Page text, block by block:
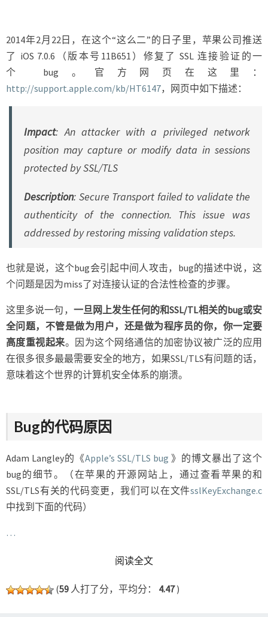
2014年2月22日，在这个“这么二”的日子里，苹果公司推送
了 iOS 7.0.6（版本号11B651）修复了 SSL 连接验证的一
个 bug。官方网页在这里：
http://support.apple.com/kb/HT6147，网页中如下描述：
Impact: An attacker with a privileged network
position may capture or modify data in sessions
protected by SSL/TLS
Description: Secure Transport failed to validate the
authenticity of the connection. This issue was
addressed by restoring missing validation steps.
也就是说，这个bug会引起中间人攻击，bug的描述中说，这
个问题是因为miss了对连接认证的合法性检查的步骤。
这里多说一句， 一旦网上发生任何的和SSL/TL相关的bug或安
全问题，不管是做为用户，还是做为程序员的你，你一定要
高度重视起来。因为这个网络通信的加密协议被广泛的应用
在很多很多最最需要安全的地方，如果SSL/TLS有问题的话，
意味着这个世界的计算机安全体系的崩溃。
Bug的代码原因
Adam Langley的《Apple’s SSL/TLS bug 》的博文暴出了这个
bug的细节。（在苹果的开源网站上，通过查看苹果的和
SSL/TLS有关的代码变更，我们可以在文件sslKeyExchange.c
中找到下面的代码）
…
阅读全文READ MORE
(59 人打了分，平均分： 4.47)